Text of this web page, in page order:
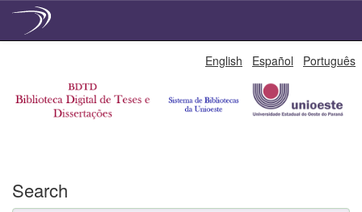
English Español Português
Search